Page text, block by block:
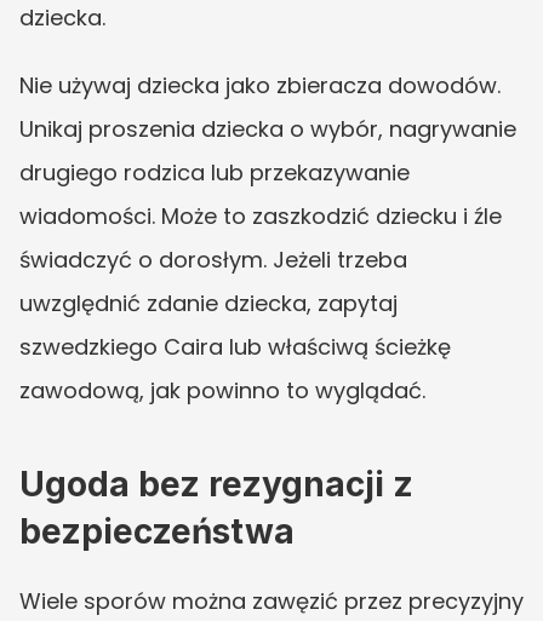
dziecka.
Nie używaj dziecka jako zbieracza dowodów.
Unikaj proszenia dziecka o wybór, nagrywanie
drugiego rodzica lub przekazywanie
wiadomości. Może to zaszkodzić dziecku i źle
świadczyć o dorosłym. Jeżeli trzeba
uwzględnić zdanie dziecka, zapytaj
szwedzkiego Caira lub właściwą ścieżkę
zawodową, jak powinno to wyglądać.
Ugoda bez rezygnacji z
bezpieczeństwa
Wiele sporów można zawęzić przez precyzyjny